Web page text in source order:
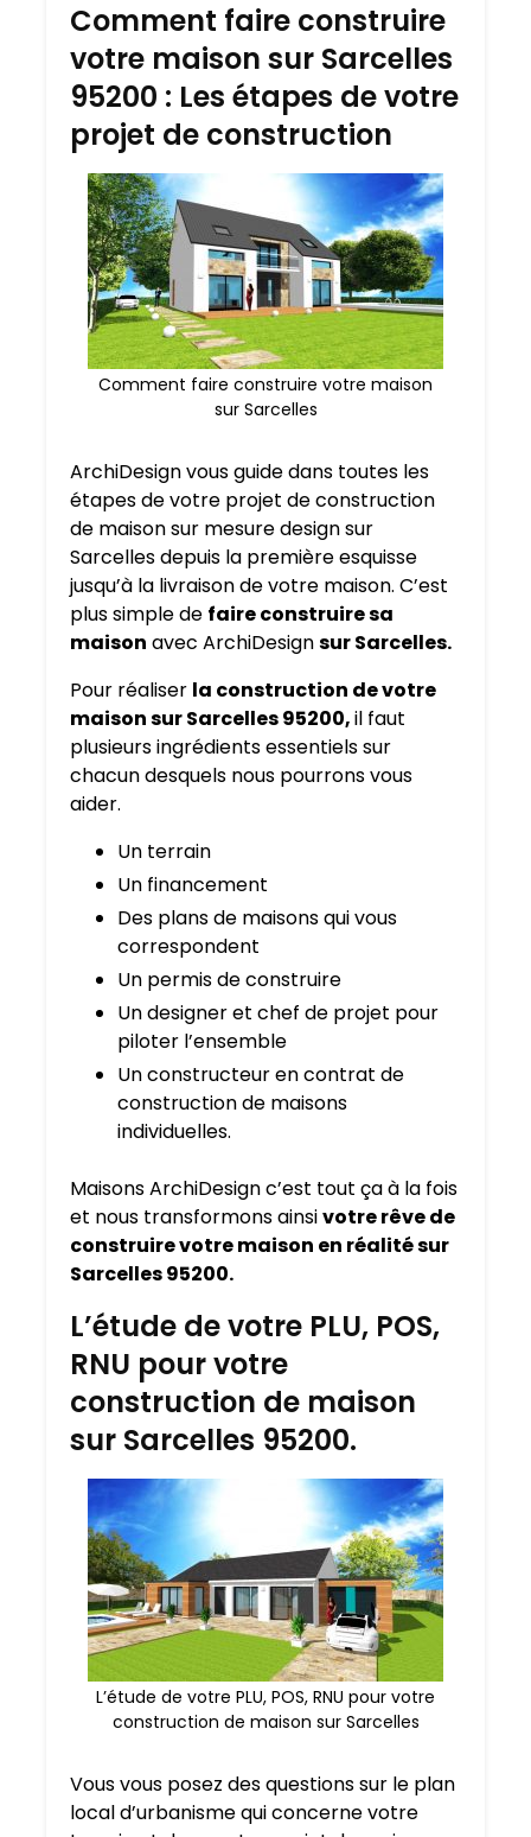
Comment faire construire
votre maison sur Sarcelles
95200 : Les étapes de votre
projet de construction
Comment faire construire votre maison
sur Sarcelles
ArchiDesign vous guide dans toutes les
étapes de votre projet de construction
de maison sur mesure design sur
Sarcelles depuis la première esquisse
jusqu’à la livraison de votre maison. C’est
plus simple de faire construire sa
maison avec ArchiDesignsur Sarcelles.
Pour réaliser la construction de votre
maison sur Sarcelles 95200,il faut
plusieurs ingrédients essentiels sur
chacun desquels nous pourrons vous
aider.
Un terrain
Un financement
Des plans de maisons qui vous
correspondent
Un permis de construire
Un designer et chef de projet pour
piloter l’ensemble
Un constructeur en contrat de
construction de maisons
individuelles.
Maisons ArchiDesign c’est tout ça à la fois
et nous transformons ainsivotre rêve de
construire votre maison en réalité sur
Sarcelles 95200.
L’étude de votre PLU, POS,
RNU pour votre
construction de maison
sur Sarcelles 95200.
L’étude de votre PLU, POS, RNU pour votre
construction de maison sur Sarcelles
Vous vous posez des questions sur le plan
local d’urbanisme qui concerne votre